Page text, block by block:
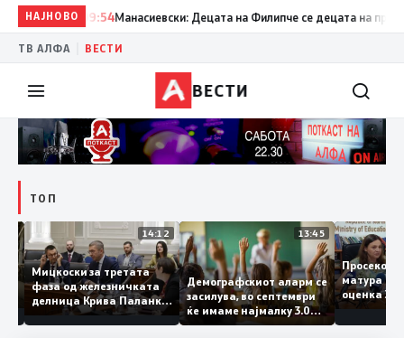
НАЈНОВО
09:54 Манасиевски: Децата на Филипче се децата на
ТВ АЛФА ВЕСТИ
ВЕСТИ
ТОП
15:20
Во
14:12
Мицкоски за третата
фаза од железничката
делница Крива Паланка
– Деве Баир: Проектот
нема да заврши на
13:45
Демографскиот аларм се
засилува, во септември
ќе имаме најмалку 3.000
првачиња помалку
матура
оценка